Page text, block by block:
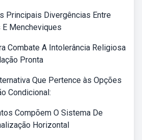
Principais Divergências Entre
Mencheviques
Combate A Intolerância Religiosa
Pronta
Que Pertence às Opções
Condicional:
Compõem O Sistema De
Horizontal